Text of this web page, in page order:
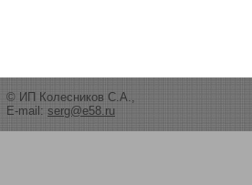
© ИП Колесников С.А.,
E-mail: serg@e58.ru